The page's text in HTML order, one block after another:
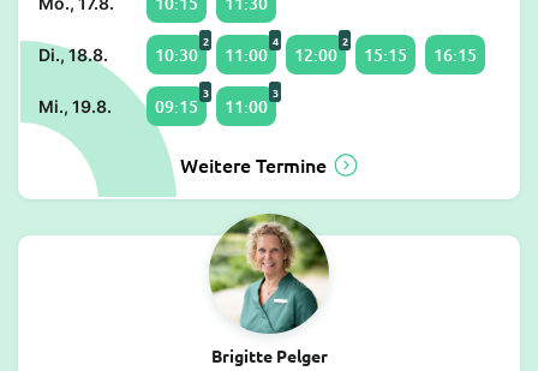
Di., 18.8. 10:30
2
11:00
4
12:00
2
15:15 16:15
Mi., 19.8. 09:15
3
11:00
3
Weitere Termine
Brigitte Pelger